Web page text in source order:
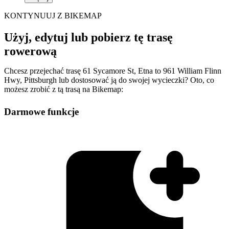
KONTYNUUJ Z BIKEMAP
Użyj, edytuj lub pobierz tę trasę
rowerową
Chcesz przejechać trasę 61 Sycamore St, Etna to 961 William Flinn
Hwy, Pittsburgh lub dostosować ją do swojej wycieczki? Oto, co
możesz zrobić z tą trasą na Bikemap:
Darmowe funkcje